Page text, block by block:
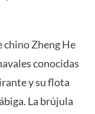
Zheng He
conocidas
y su flota
La brújula